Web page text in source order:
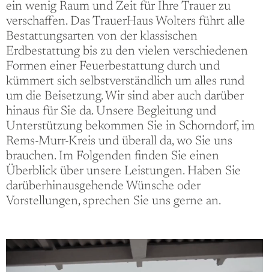
ein wenig Raum und Zeit für Ihre Trauer zu
verschaffen. Das TrauerHaus Wolters führt alle
Bestattungsarten von der klassischen
Erdbestattung bis zu den vielen verschiedenen
Formen einer Feuerbestattung durch und
kümmert sich selbstverständlich um alles rund
um die Beisetzung. Wir sind aber auch darüber
hinaus für Sie da. Unsere Begleitung und
Unterstützung bekommen Sie in Schorndorf, im
Rems-Murr-Kreis und überall da, wo Sie uns
brauchen. Im Folgenden finden Sie einen
Überblick über unsere Leistungen. Haben Sie
darüberhinausgehende Wünsche oder
Vorstellungen, sprechen Sie uns gerne an.